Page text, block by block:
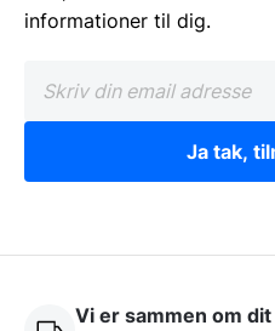
informationer til dig.
Ja tak,
Vi er sammen om